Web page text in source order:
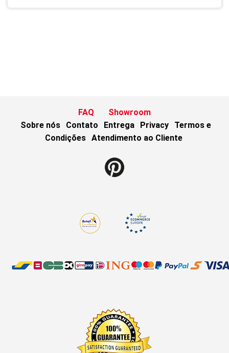
FAQ
Showroom
Sobre nós
Contato Entrega Privacy
Termos e
Condições
Atendimento ao Cliente